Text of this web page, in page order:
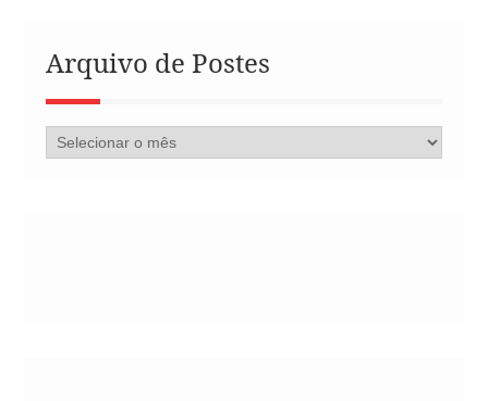
Arquivo de Postes
Arquivo
de